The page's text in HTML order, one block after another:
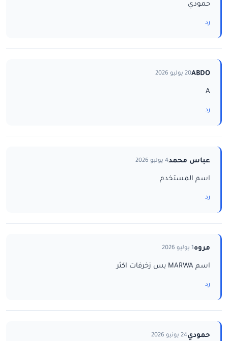
حمودي
رد
ABDO20 يوليو 2026
A
رد
عباس محمد4 يوليو 2026
اسم المستخدم
رد
مروه1 يوليو 2026
اسم MARWA بس زخرفات اكثر
رد
حمودي24 يونيو 2026